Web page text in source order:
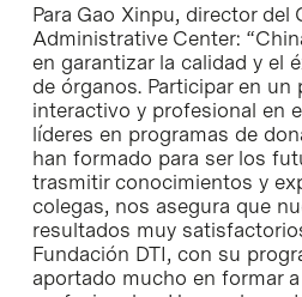
Para Gao Xinpu, director del
Administrative Center:
en garantizar la calidad y el
de órganos. Participar en un
interactivo y profesional en
líderes en programas de
han formado para ser los
trasmitir conocimientos y
colegas, nos asegura que
resultados muy
Fundación DTI, con su
aportado mucho en formar